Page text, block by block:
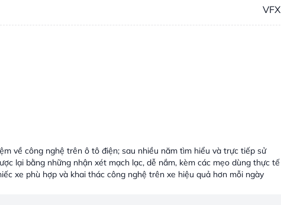
VFX
về công nghệ trên ô tô điện; sau nhiều năm tìm hiểu và trực tiếp sử
lại bằng những nhận xét mạch lạc, dễ nắm, kèm các mẹo dùng thực tế
xe phù hợp và khai thác công nghệ trên xe hiệu quả hơn mỗi ngày